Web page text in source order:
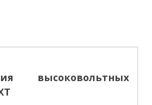
высоковольтных